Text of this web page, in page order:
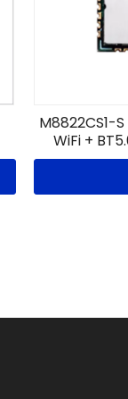
M8822CS1-
WiFi +